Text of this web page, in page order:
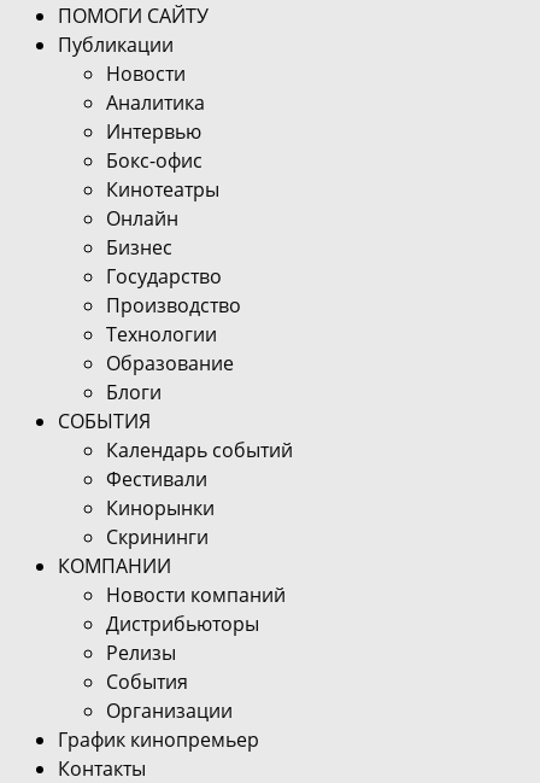
ПОМОГИ САЙТУ
Публикации
Новости
Аналитика
Интервью
Бокс-офис
Кинотеатры
Онлайн
Бизнес
Государство
Производство
Технологии
Образование
Блоги
СОБЫТИЯ
Календарь событий
Фестивали
Кинорынки
Скрининги
КОМПАНИИ
Новости компаний
Дистрибьюторы
Релизы
События
Организации
График кинопремьер
Контакты